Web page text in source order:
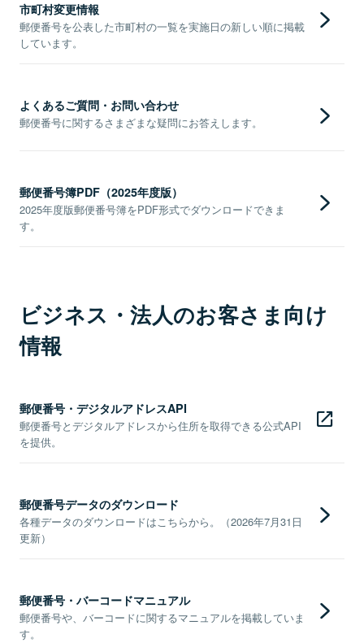
市町村変更情報
郵便番号を公表した市町村の一覧を実施日の新しい順に掲載
しています。
よくあるご質問・お問い合わせ
郵便番号に関するさまざまな疑問にお答えします。
郵便番号簿PDF（2025年度版）
2025年度版郵便番号簿をPDF形式でダウンロードできま
す。
ビジネス・法人のお客さま向け
情報
郵便番号・デジタルアドレスAPI
郵便番号とデジタルアドレスから住所を取得できる公式API
を提供。
郵便番号データのダウンロード
各種データのダウンロードはこちらから。（2026年7月31日
更新）
郵便番号・バーコードマニュアル
郵便番号や、バーコードに関するマニュアルを掲載していま
す。